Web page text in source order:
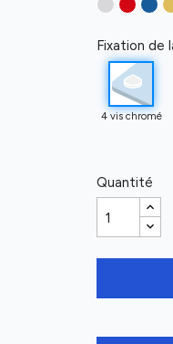
Fixation de
4 vis chromé
Quantité